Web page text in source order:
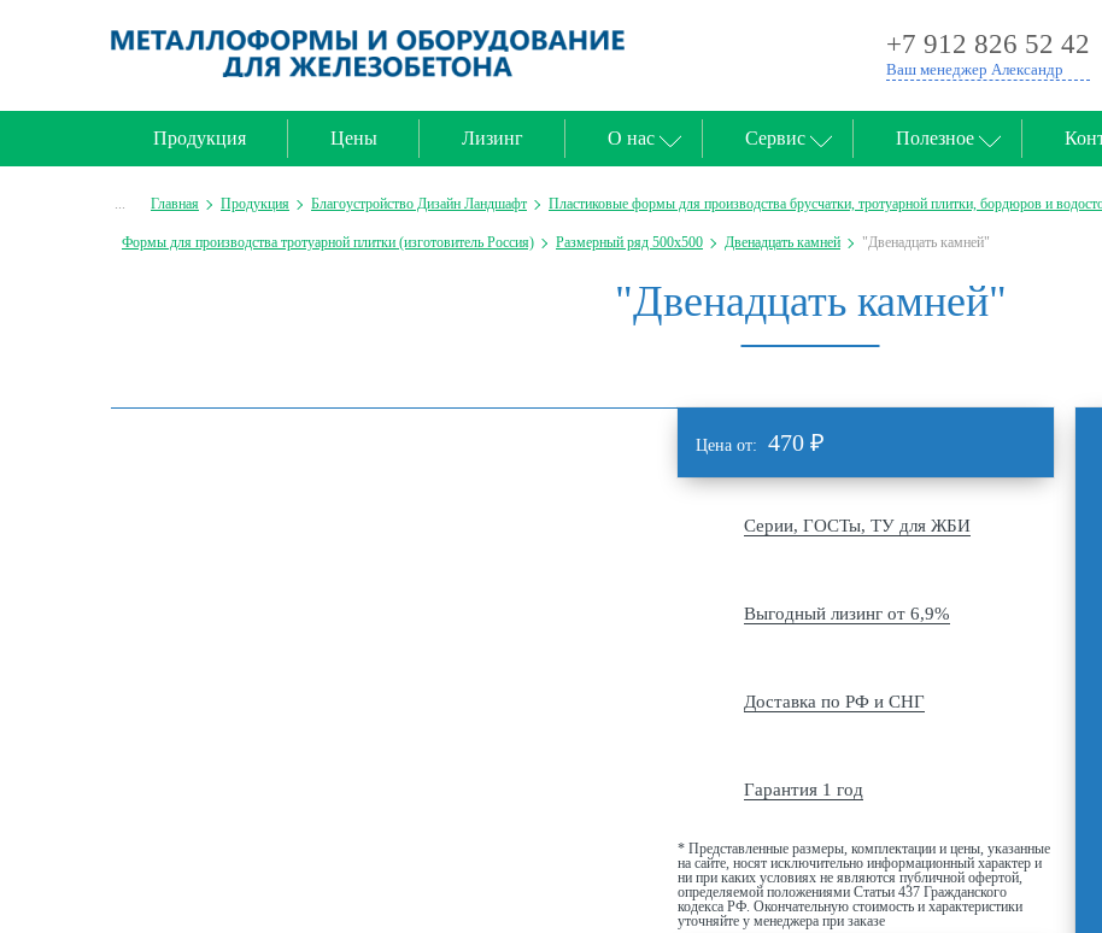
+7 912 826 52 42
Ваш менеджер Александр
Продукция Цены Лизинг О нас Сервис Полезное
... Главная Продукция Благоустройство Дизайн Ландшафт Пластиковые формы для производства брусчатки, тротуарной плитки, бордюров и
Формы для производства тротуарной плитки (изготовитель Россия) Размерный ряд 500х500 Двенадцать камней "Двенадцать камней"
"Двенадцать камней"
Цена от: 470 ₽
Серии, ГОСТы, ТУ для ЖБИ
Выгодный лизинг от 6,9%
Доставка по РФ и СНГ
Гарантия 1 год
* Представленные размеры, комплектации и цены, указанные
на сайте, носят исключительно информационный характер и
ни при каких условиях не являются публичной офертой,
определяемой положениями Статьи 437 Гражданского
кодекса РФ. Окончательную стоимость и характеристики
уточняйте у менеджера при заказе